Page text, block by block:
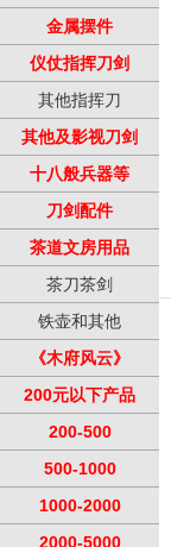
金属摆件
仪仗指挥刀剑
其他指挥刀
其他及影视刀剑
十八般兵器等
刀剑配件
茶道文房用品
茶刀茶剑
铁壶和其他
《木府风云》
200元以下产品
200-500
500-1000
1000-2000
2000-5000